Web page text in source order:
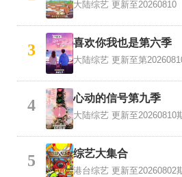
大陆综艺 更新至20260810
3 喜欢你我也是第六季
大陆综艺 更新至第
4 心动的信号第九季
大陆综艺 更新至20260810
5 综艺大集合
港台综艺 更新至20260802